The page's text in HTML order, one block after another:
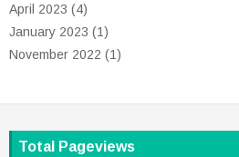
April 2023 (4)
January 2023 (1)
November 2022 (1)
Total Pageviews